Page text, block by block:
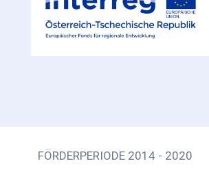
FÖRDERPERIODE 2014 - 2020